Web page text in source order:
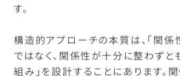
す。
構造的アプローチの本質は、「関係
ではなく、関係性が十分に整わずと
組み」を設計することにあります。